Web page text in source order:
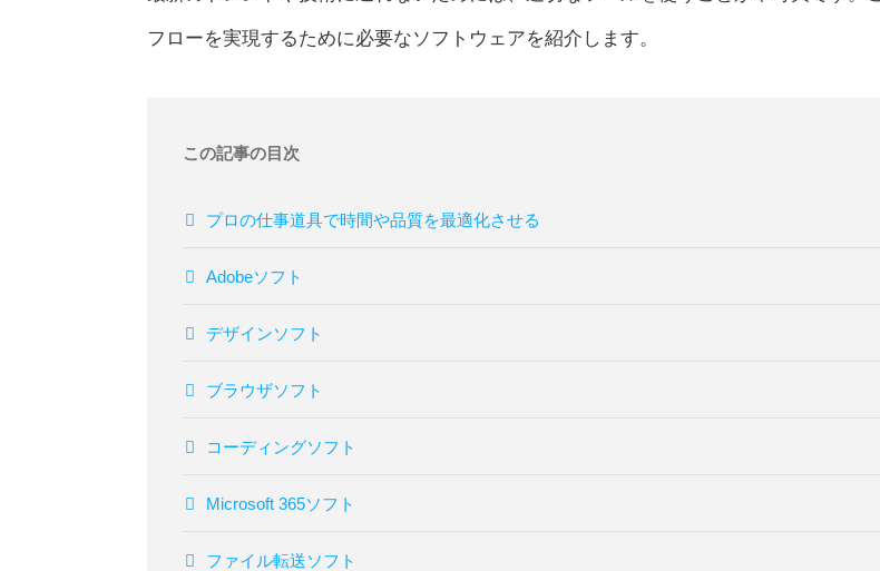
フローを実現するために必要なソフトウェアを紹介します。
この記事の目次
プロの仕事道具で時間や品質を最適化させる
Adobeソフト
デザインソフト
ブラウザソフト
コーディングソフト
Microsoft 365ソフト
ファイル転送ソフト